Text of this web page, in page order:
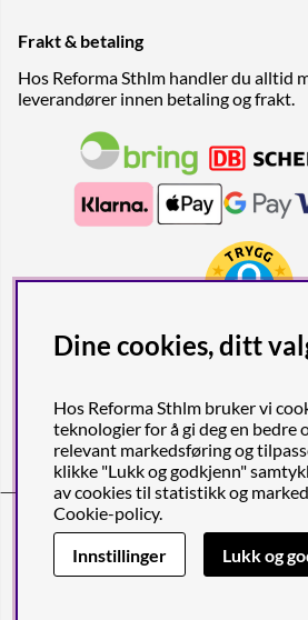
Frakt & betaling
Hos Reforma Sthlm handler du alltid
leverandører innen betaling og frakt.
Reforma Sthlm AB (org. nr.
Birger Jarlsgatan 57C (Obs! Endast
STOCKHOLM,
Dine cookies, ditt
Hos Reforma Sthlm bruker vi
teknologier for å gi deg en bedre
relevant markedsføring og
klikke "Lukk og godkjenn"
av cookies til statistikk og
Cookie-policy.
Innstillinger
Lukk og